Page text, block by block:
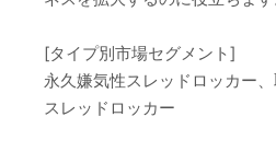
[タイプ別市場セグメント]
永久嫌気性スレッドロッカー
スレッドロッカー